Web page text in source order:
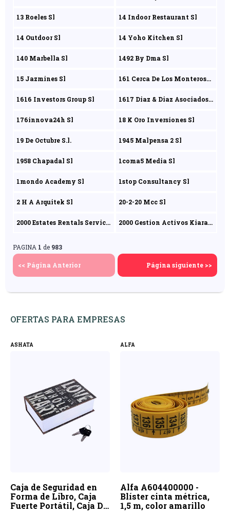
13 Roeles Sl 14 Indoor Restaurant Sl
14 Outdoor Sl 14 Yoho Kitchen Sl
140 Marbella Sl 1492 By Dma Sl
15 Jazmines Sl
161 Cerca De Los Monteros
1616 Investors Group Sl
1617 Diaz & Diaz Asociados
176innova24h Sl
18 K Oro Inversiones Sl
19 De Octubre S.l. 1945 Malpensa 2 Sl
1958 Chapadal Sl 1coma5 Media Sl
1mondo Academy Sl 1stop Consultancy Sl
2 H A Arquitek Sl 20-2-20 Mcc Sl
2000 Estates Rentals Service
2000 Gestion Activos Kiara
PAGINA 1 de 983
<< Página Anterior Página siguiente >>
OFERTAS PARA EMPRESAS
ASHATA
Caja de Seguridad en
Forma de Libro, Caja
Fuerte Portátil, Caja De
ALFA
Alfa A604400000 -
Blíster cinta métrica,
1,5 m, color amarillo